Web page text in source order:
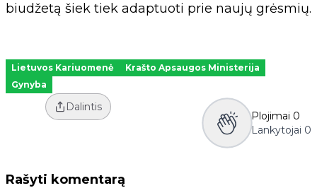
biudžetą šiek tiek adaptuoti prie naujų grėsmių.
Lietuvos Kariuomenė
Krašto Apsaugos Ministerija
Gynyba
Dalintis
Plojimai 0
Lankytojai 0
Rašyti komentarą